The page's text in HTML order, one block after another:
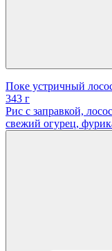
Поке устричный
343 г
Рис с заправкой,
свежий огурец,